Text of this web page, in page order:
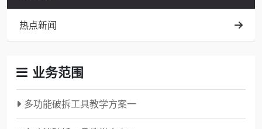
热点新闻
业务范围
多功能破拆工具教学方案一